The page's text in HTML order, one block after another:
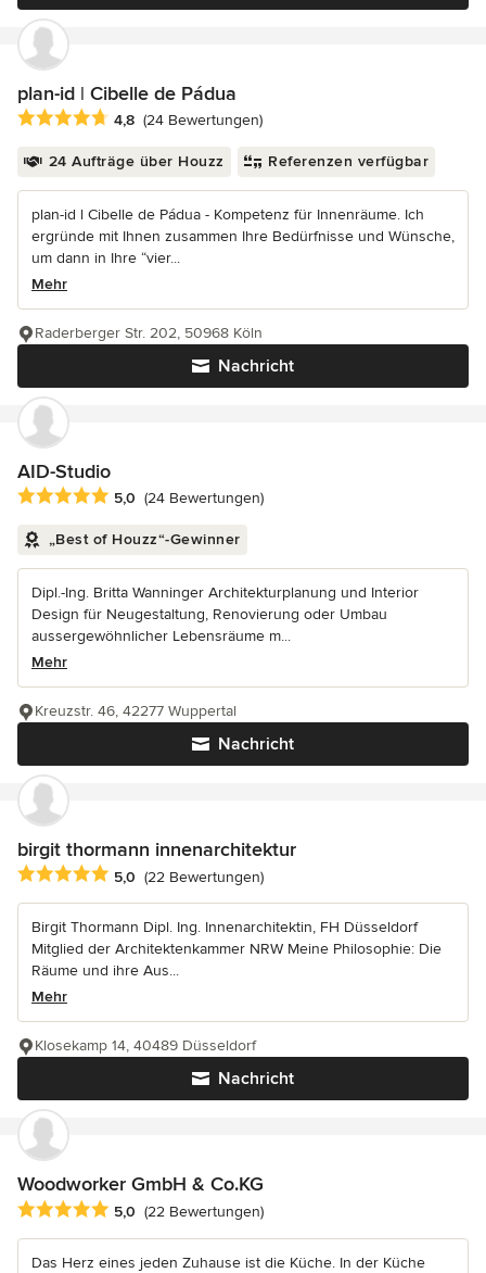
plan-id | Cibelle de Pádua
Durchschnittliche Bewertung: 4.8 von 5 Sternen
4,8 (24 Bewertungen)
24 Aufträge über Houzz Referenzen verfügbar
plan-id l Cibelle de Pádua - Kompetenz für Innenräume. Ich
ergründe mit Ihnen zusammen Ihre Bedürfnisse und Wünsche,
um dann in Ihre “vier...
Mehr
Nachricht
Raderberger Str. 202, 50968 Köln
AID-Studio
Durchschnittliche Bewertung: 5 von 5 Sternen
5,0 (24 Bewertungen)
„Best of Houzz“-Gewinner
Dipl.-Ing. Britta Wanninger Architekturplanung und Interior
Design für Neugestaltung, Renovierung oder Umbau
aussergewöhnlicher Lebensräume m...
Mehr
Nachricht
Kreuzstr. 46, 42277 Wuppertal
birgit thormann innenarchitektur
Durchschnittliche Bewertung: 5 von 5 Sternen
5,0 (22 Bewertungen)
Birgit Thormann Dipl. Ing. Innenarchitektin, FH Düsseldorf
Mitglied der Architektenkammer NRW Meine Philosophie: Die
Räume und ihre Aus...
Mehr
Nachricht
Klosekamp 14, 40489 Düsseldorf
Woodworker GmbH & Co.KG
Durchschnittliche Bewertung: 5 von 5 Sternen
5,0 (22 Bewertungen)
Das Herz eines jeden Zuhause ist die Küche. In der Küche